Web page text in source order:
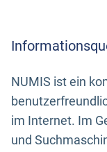
NUMIS ist ein
im Internet. Im
und